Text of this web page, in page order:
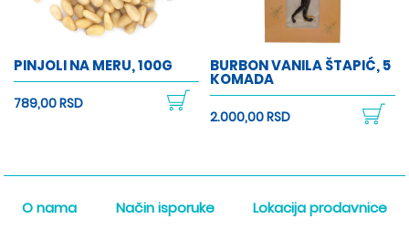
PINJOLI NA MERU, 100G
789,00 RSD
BURBON VANILA ŠTAPIĆ, 5
KOMADA
2.000,00 RSD
O nama Način isporuke Lokacija prodavnice